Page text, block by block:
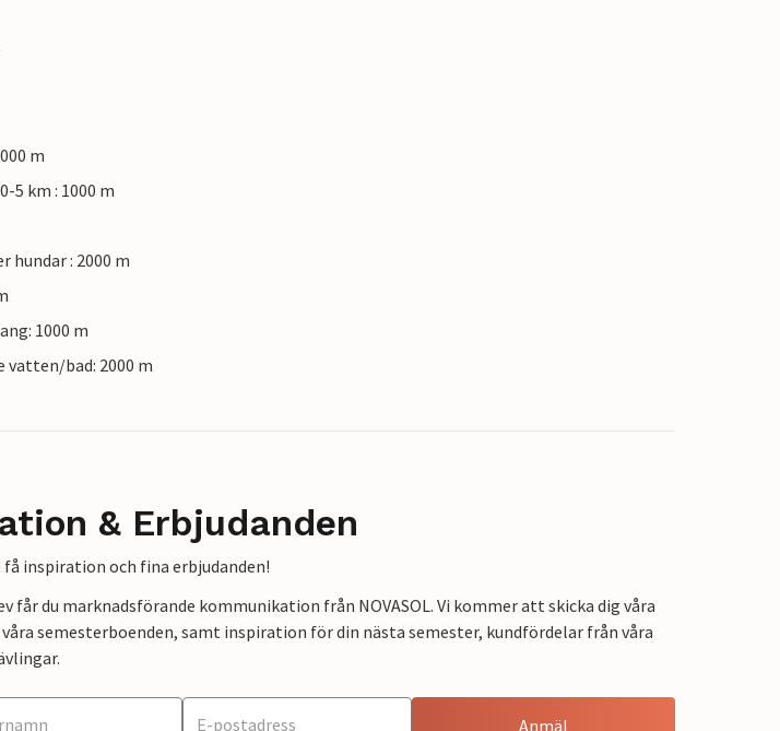
m
5 km : 1000 m
hundar : 2000 m
1000 m
bad: 2000 m
& Erbjudanden
inspiration och fina erbjudanden!
får du marknadsförande kommunikation från NOVASOL. Vi kommer att skicka dig våra
semesterboenden, samt inspiration för din nästa semester, kundfördelar från våra
Anmäl